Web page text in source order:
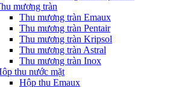
mương tràn
Thu mương tràn Emaux
Thu mương tràn Pentair
Thu mương tràn Kripsol
Thu mương tràn Astral
Thu mương tràn Inox
thu nước mặt
Hộp thu Emaux